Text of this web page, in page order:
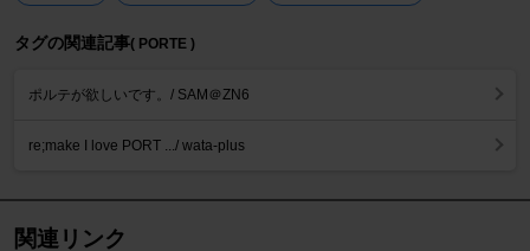
タグの関連記事( PORTE )
ポルテが欲しいです。/ SAM＠ZN6
re;make I love PORT .../ wata-plus
関連リンク